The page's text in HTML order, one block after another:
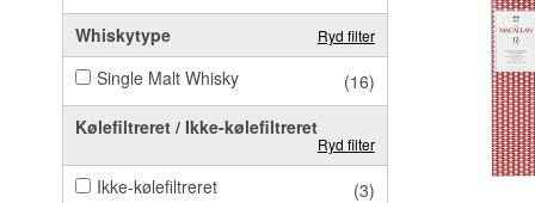
Whiskytype Ryd filter
Single Malt Whisky
(16)
Kølefiltreret / Ikke-kølefiltreret
Ryd filter
Ikke-kølefiltreret
(3)